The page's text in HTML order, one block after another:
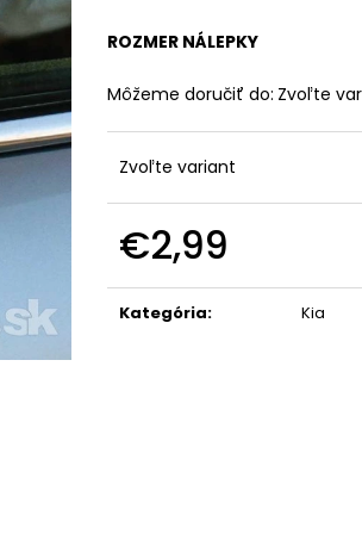
ROZMER NÁLEPKY
Môžeme doručiť do: Zvoľte
Zvoľte variant
€2,99
cena:
Kategória: Kia